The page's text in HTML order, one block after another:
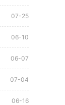
07-25
06-10
06-07
07-04
06-16